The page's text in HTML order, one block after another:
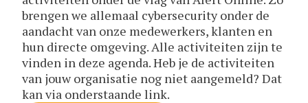
brengen we allemaal cybersecurity onder de
aandacht van onze medewerkers, klanten en
hun directe omgeving. Alle activiteiten zijn te
vinden in deze agenda. Heb je de activiteiten
van jouw organisatie nog niet aangemeld? Dat
kan via onderstaande link.